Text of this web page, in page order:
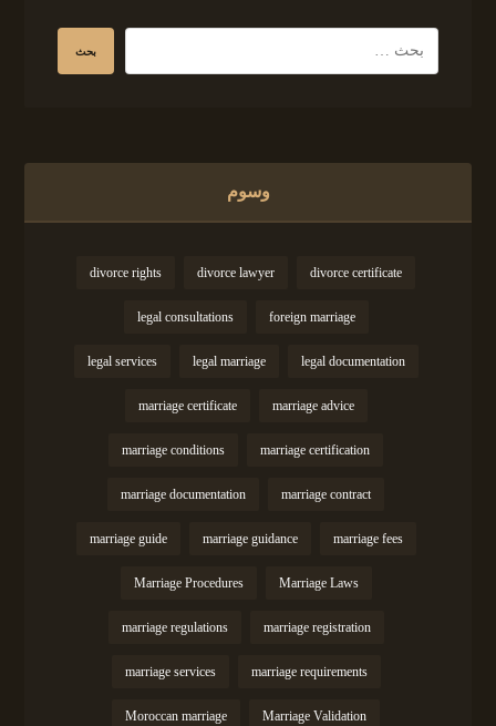
وسوم
divorce certificate
divorce lawyer
divorce rights
foreign marriage
legal consultations
legal documentation
legal marriage
legal services
marriage advice
marriage certificate
marriage certification
marriage conditions
marriage contract
marriage documentation
marriage fees
marriage guidance
marriage guide
Marriage Laws
Marriage Procedures
marriage registration
marriage regulations
marriage requirements
marriage services
Marriage Validation
Moroccan marriage